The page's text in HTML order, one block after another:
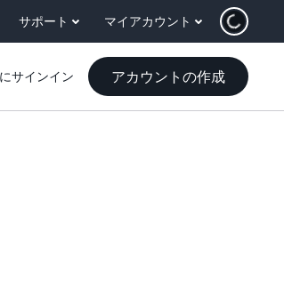
サポート マイアカウント
サインイン アカウントの作成